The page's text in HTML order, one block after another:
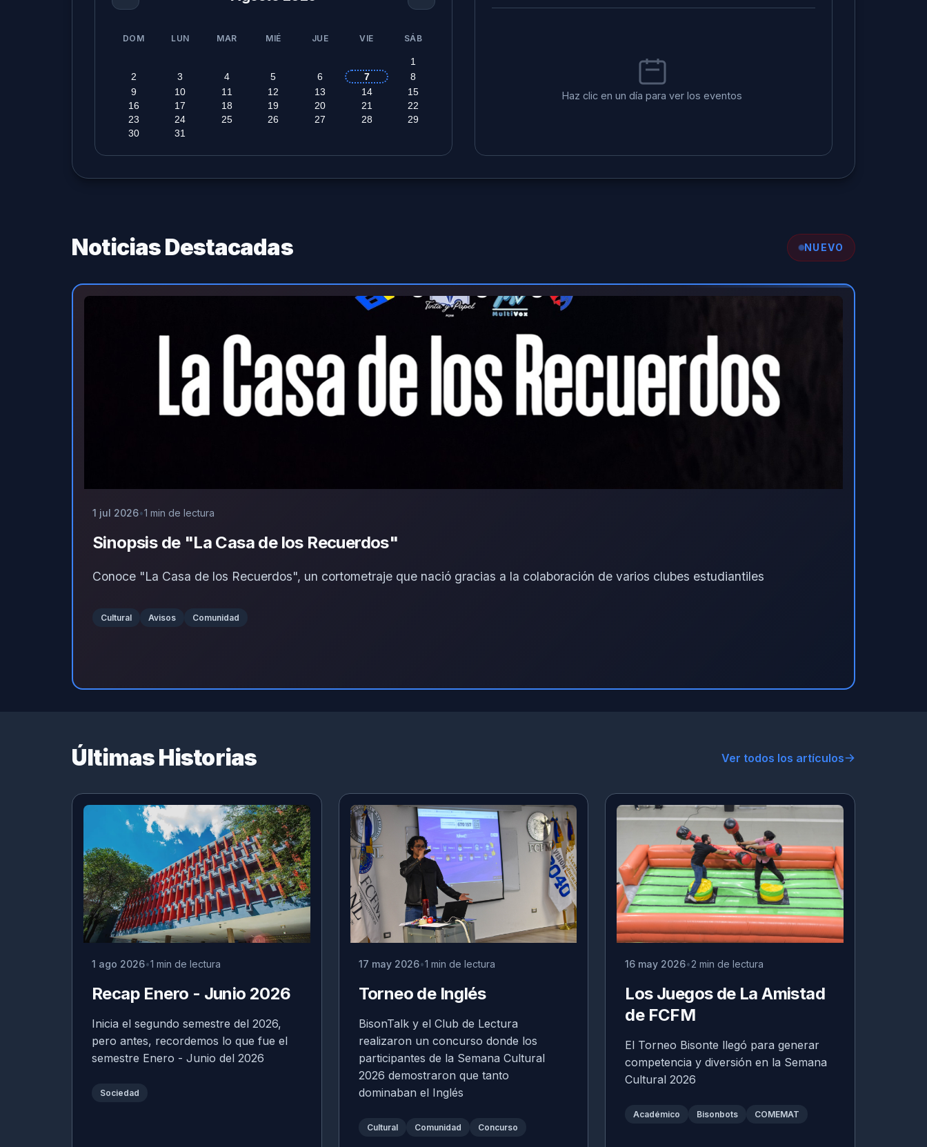
DOM LUN MAR MIÉ JUE VIE SÁB
1
2
3 4 5 6 7
8
9
10 11 12 13 14
15
16
17 18 19 20 21
22
23
24 25 26 27 28
29
30
31
Haz clic en un día para ver los eventos
Noticias Destacadas NUEVO
1 jul 2026 1 min de lectura
Sinopsis de "La Casa de los Recuerdos"
Conoce "La Casa de los Recuerdos", un cortometraje que nació gracias a la colaboración de varios clubes estudiantiles
Cultural Avisos Comunidad
Últimas Historias Ver todos los artículos
1 ago 2026 1 min de lectura
Recap Enero - Junio 2026
Inicia el segundo semestre del 2026,
pero antes, recordemos lo que fue el
semestre Enero - Junio del 2026
Sociedad
17 may 2026 1 min de lectura
Torneo de Inglés
BisonTalk y el Club de Lectura
realizaron un concurso donde los
participantes de la Semana Cultural
2026 demostraron que tanto
dominaban el Inglés
Cultural Comunidad Concurso
16 may 2026 2 min de lectura
Los Juegos de La Amistad
de FCFM
El Torneo Bisonte llegó para generar
competencia y diversión en la Semana
Cultural 2026
Académico Bisonbots COMEMAT